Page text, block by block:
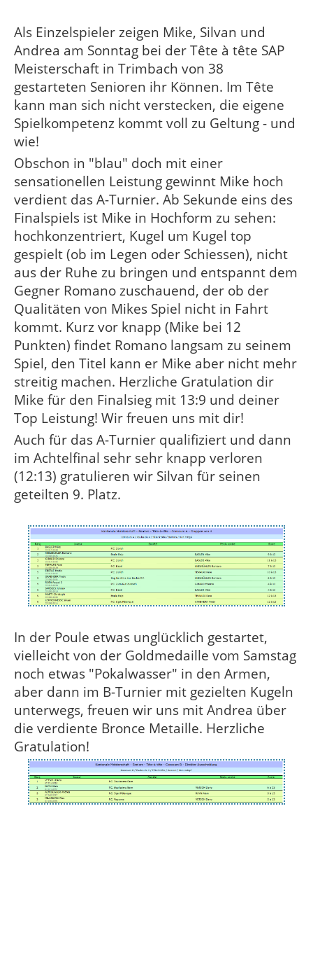
Als Einzelspieler zeigen Mike, Silvan und
Andrea am Sonntag bei der Tête à tête SAP
Meisterschaft in Trimbach von 38
gestarteten Senioren ihr Können. Im Tête
kann man sich nicht verstecken, die eigene
Spielkompetenz kommt voll zu Geltung - und
wie!
Obschon in "blau" doch mit einer
sensationellen Leistung gewinnt Mike hoch
verdient das A-Turnier. Ab Sekunde eins des
Finalspiels ist Mike in Hochform zu sehen:
hochkonzentriert, Kugel um Kugel top
gespielt (ob im Legen oder Schiessen), nicht
aus der Ruhe zu bringen und entspannt dem
Gegner Romano zuschauend, der ob der
Qualitäten von Mikes Spiel nicht in Fahrt
kommt. Kurz vor knapp (Mike bei 12
Punkten) findet Romano langsam zu seinem
Spiel, den Titel kann er Mike aber nicht mehr
streitig machen. Herzliche Gratulation dir
Mike für den Finalsieg mit 13:9 und deiner
Top Leistung! Wir freuen uns mit dir!
Auch für das A-Turnier qualifiziert und dann
im Achtelfinal sehr sehr knapp verloren
(12:13) gratulieren wir Silvan für seinen
geteilten 9. Platz.
In der Poule etwas unglücklich gestartet,
vielleicht von der Goldmedaille vom Samstag
noch etwas "Pokalwasser" in den Armen,
aber dann im B-Turnier mit gezielten Kugeln
unterwegs, freuen wir uns mit Andrea über
die verdiente Bronce Metaille. Herzliche
Gratulation!